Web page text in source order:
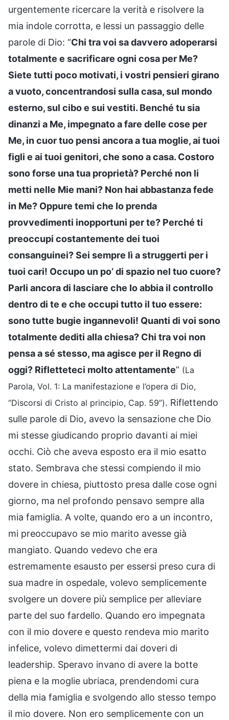
urgentemente ricercare la verità e risolvere la
mia indole corrotta, e lessi un passaggio delle
parole di Dio: “Chi tra voi sa davvero adoperarsi
totalmente e sacrificare ogni cosa per Me?
Siete tutti poco motivati, i vostri pensieri girano
a vuoto, concentrandosi sulla casa, sul mondo
esterno, sul cibo e sui vestiti. Benché tu sia
dinanzi a Me, impegnato a fare delle cose per
Me, in cuor tuo pensi ancora a tua moglie, ai tuoi
figli e ai tuoi genitori, che sono a casa. Costoro
sono forse una tua proprietà? Perché non li
metti nelle Mie mani? Non hai abbastanza fede
in Me? Oppure temi che Io prenda
provvedimenti inopportuni per te? Perché ti
preoccupi costantemente dei tuoi
consanguinei? Sei sempre lì a struggerti per i
tuoi cari! Occupo un po’ di spazio nel tuo cuore?
Parli ancora di lasciare che Io abbia il controllo
dentro di te e che occupi tutto il tuo essere:
sono tutte bugie ingannevoli! Quanti di voi sono
totalmente dediti alla chiesa? Chi tra voi non
pensa a sé stesso, ma agisce per il Regno di
oggi? Rifletteteci molto attentamente” (La
Parola, Vol. 1: La manifestazione e l’opera di Dio,
“Discorsi di Cristo al principio, Cap. 59”). Riflettendo
sulle parole di Dio, avevo la sensazione che Dio
mi stesse giudicando proprio davanti ai miei
occhi. Ciò che aveva esposto era il mio esatto
stato. Sembrava che stessi compiendo il mio
dovere in chiesa, piuttosto presa dalle cose ogni
giorno, ma nel profondo pensavo sempre alla
mia famiglia. A volte, quando ero a un incontro,
mi preoccupavo se mio marito avesse già
mangiato. Quando vedevo che era
estremamente esausto per essersi preso cura di
sua madre in ospedale, volevo semplicemente
svolgere un dovere più semplice per alleviare
parte del suo fardello. Quando ero impegnata
con il mio dovere e questo rendeva mio marito
infelice, volevo dimettermi dai doveri di
leadership. Speravo invano di avere la botte
piena e la moglie ubriaca, prendendomi cura
della mia famiglia e svolgendo allo stesso tempo
il mio dovere. Non ero semplicemente con un